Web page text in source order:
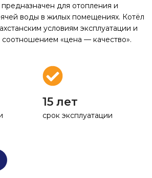
для отопления и
воды в жилых помещениях. Котёл
условиям эксплуатации и
«цена — качество».
15 лет
срок эксплуатации